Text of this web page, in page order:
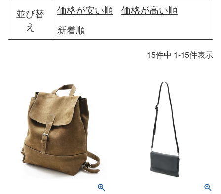
並び替
え
価格が安い順
価格が高い順
新着順
15件中 1-15件表示